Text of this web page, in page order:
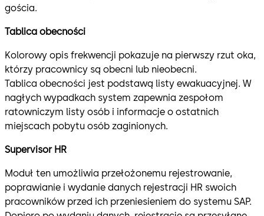
gościa.
Tablica obecności
Kolorowy opis frekwencji pokazuje na pierwszy rzut oka,
którzy pracownicy są obecni lub nieobecni.
Tablica obecności jest podstawą listy ewakuacyjnej. W
nagłych wypadkach system zapewnia zespołom
ratowniczym listy osób i informacje o ostatnich
miejscach pobytu osób zaginionych.
Supervisor HR
Moduł ten umożliwia przełożonemu rejestrowanie,
poprawianie i wydanie danych rejestracji HR swoich
pracowników przed ich przeniesieniem do systemu SAP.